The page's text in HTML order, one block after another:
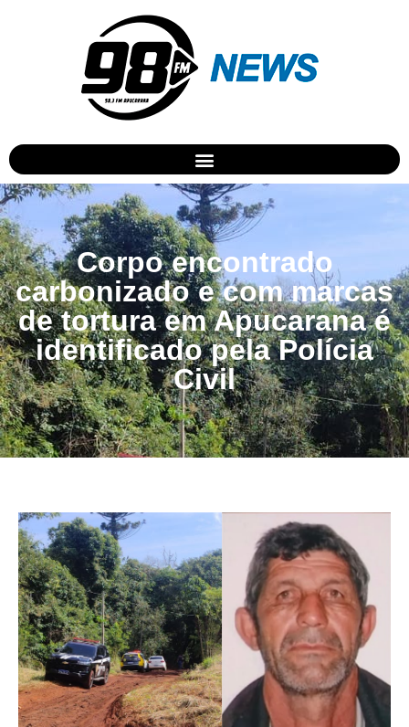
Corpo encontrado
carbonizado e com marcas
de tortura em Apucarana é
identificado pela Polícia
Civil